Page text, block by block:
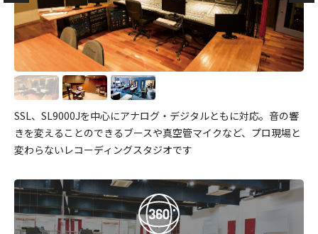
SSL、SL9000Jを中心にアナログ・デジタルともに対応。音の響
きを変えることのできるブースや真空管マイクなど、プロ現場と
変わらないレコーディングスタジオです